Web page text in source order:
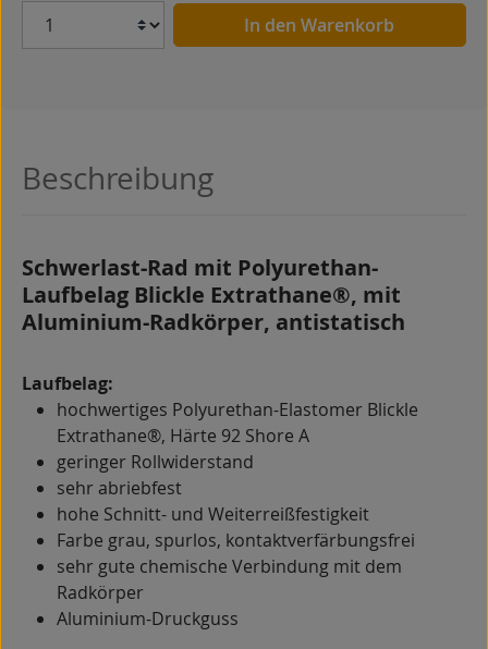
Anzahl In den Warenkorb
Beschreibung
Schwerlast-Rad mit Polyurethan-
Laufbelag Blickle Extrathane®, mit
Aluminium-Radkörper, antistatisch
Laufbelag:
hochwertiges Polyurethan-Elastomer Blickle
Extrathane®, Härte 92 Shore A
geringer Rollwiderstand
sehr abriebfest
hohe Schnitt- und Weiterreißfestigkeit
Farbe grau, spurlos, kontaktverfärbungsfrei
sehr gute chemische Verbindung mit dem
Radkörper
Aluminium-Druckguss